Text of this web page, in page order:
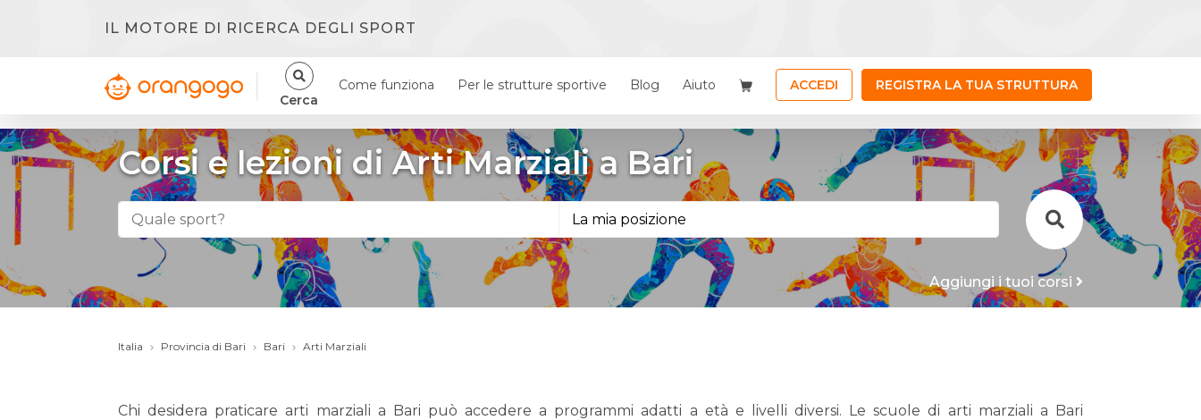
IL MOTORE DI RICERCA DEGLI SPORT
Cerca
Come funziona Per le strutture sportive Blog Aiuto ACCEDI REGISTRA LA TUA STRUTTURA
Corsi e lezioni di Arti Marziali a Bari
Aggiungi i tuoi corsi
Italia Provincia di Bari Bari Arti Marziali
Chi desidera praticare arti marziali a Bari può accedere a programmi adatti a età e livelli diversi. Le scuole di arti marziali a Bari